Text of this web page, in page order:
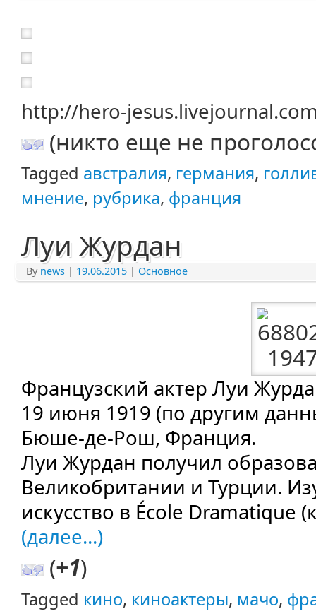
http://hero-
(никто еще не
Tagged австралия, германия,
мнение, рубрика, франция
Луи Журдан
By news | 19.06.2015 | Основное
Французский актер Луи
19 июня 1919 (по другим
Бюше-де-Рош, Франция.
Луи Журдан получил
Великобритании и Турции.
искусство в École Dramatique
(далее...)
(+1)
Tagged кино, киноактеры, мачо,